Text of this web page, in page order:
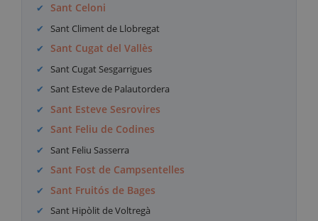
Sant Celoni
Sant Climent de Llobregat
Sant Cugat del Vallès
Sant Cugat Sesgarrigues
Sant Esteve de Palautordera
Sant Esteve Sesrovires
Sant Feliu de Codines
Sant Feliu Sasserra
Sant Fost de Campsentelles
Sant Fruitós de Bages
Sant Hipòlit de Voltregà